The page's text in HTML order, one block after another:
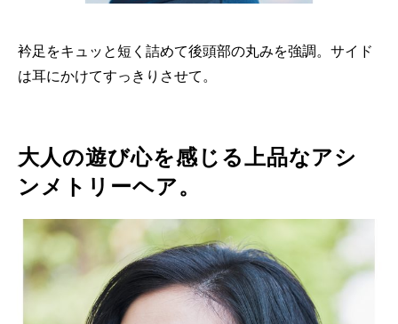
衿足をキュッと短く詰めて後頭部の丸みを強調。サイド
は耳にかけてすっきりさせて。
大人の遊び心を感じる上品なアシ
ンメトリーヘア。